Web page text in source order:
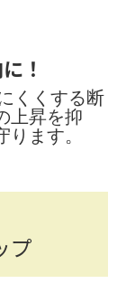
！
くくする断
上昇を抑
ます。
プ